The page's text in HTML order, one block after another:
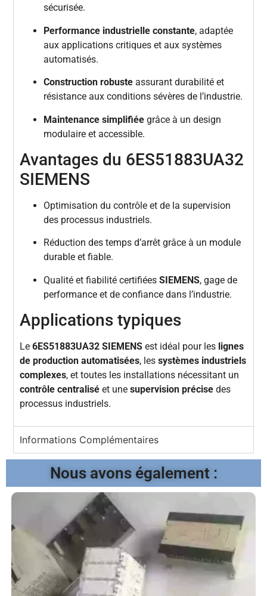
sécurisée.
Performance industrielle constante, adaptée
aux applications critiques et aux systèmes
automatisés.
Construction robuste assurant durabilité et
résistance aux conditions sévères de l’industrie.
Maintenance simplifiée grâce à un design
modulaire et accessible.
Avantages du 6ES51883UA32
SIEMENS
Optimisation du contrôle et de la supervision
des processus industriels.
Réduction des temps d’arrêt grâce à un module
durable et fiable.
Qualité et fiabilité certifiéesSIEMENS, gage de
performance et de confiance dans l’industrie.
Applications typiques
Le6ES51883UA32 SIEMENS est idéal pour les lignes
de production automatisées, lessystèmes industriels
complexes, et toutes les installations nécessitant un
contrôle centralisé et unesupervision précise des
processus industriels.
Informations Complémentaires
Nous avons également :